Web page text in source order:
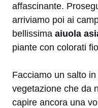
affascinante.
arriviamo poi ai
bellissima aiuola
piante con colorati
Facciamo un salto in
vegetazione che da
capire ancora una